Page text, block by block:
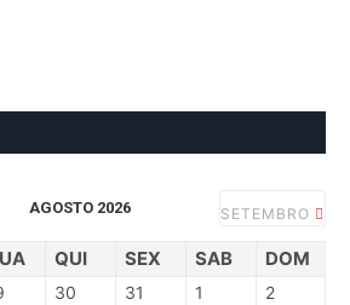
AGOSTO 2026 SETEMBRO
QUI SEX SAB DOM
30 31 1 2